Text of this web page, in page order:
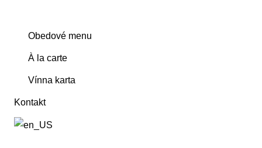
Obedové menu
À la carte
Vínna karta
Kontakt